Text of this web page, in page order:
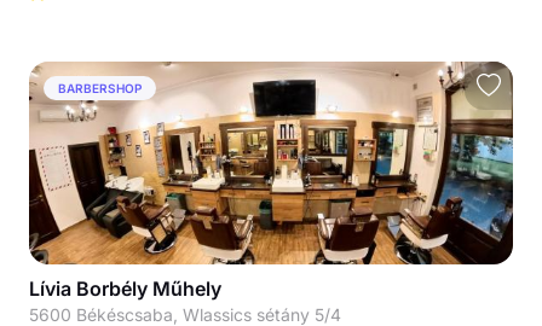
BARBERSHOP
Lívia Borbély Műhely
5600 Békéscsaba, Wlassics sétány 5/4